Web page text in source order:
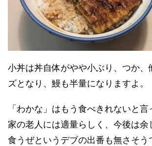
小丼は丼自体がやや小ぶり、つか、
ズとなり、鰻も半量になりますよ。
「わかな」はもう食べきれないと
家の老人には適量らしく、今後は余
食うぜというデブの出番も無さそう